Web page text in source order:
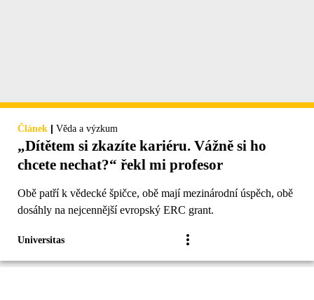
Článek | Věda a výzkum
„Dítětem si zkazíte kariéru. Vážně si ho
chcete nechat?“ řekl mi profesor
Obě patří k vědecké špičce, obě mají mezinárodní úspěch, obě
dosáhly na nejcennější evropský ERC grant.
Universitas